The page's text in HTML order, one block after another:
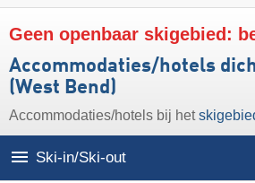
Geen openbaar skigebied:
Accommodaties/hotels
(West Bend)
Accommodaties/hotels bij het
Ski-in/Ski-out